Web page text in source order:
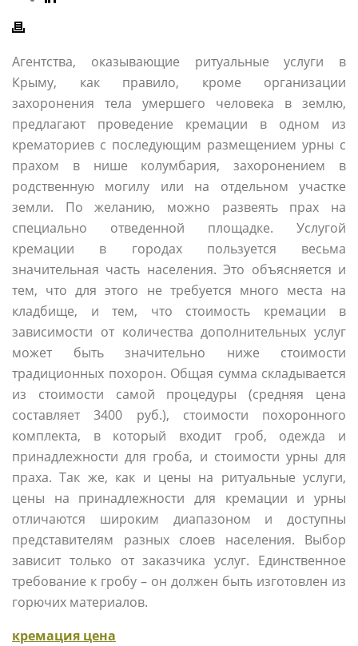
Агентства, оказывающие ритуальные услуги в
Крыму, как правило, кроме организации
захоронения тела умершего человека в землю,
предлагают проведение кремации в одном из
крематориев с последующим размещением урны с
прахом в нише колумбария, захоронением в
родственную могилу или на отдельном участке
земли. По желанию, можно развеять прах на
специально отведенной площадке. Услугой
кремации в городах пользуется весьма
значительная часть населения. Это объясняется и
тем, что для этого не требуется много места на
кладбище, и тем, что стоимость кремации в
зависимости от количества дополнительных услуг
может быть значительно ниже стоимости
традиционных похорон. Общая сумма складывается
из стоимости самой процедуры (средняя цена
составляет 3400 руб.), стоимости похоронного
комплекта, в который входит гроб, одежда и
принадлежности для гроба, и стоимости урны для
праха. Так же, как и цены на ритуальные услуги,
цены на принадлежности для кремации и урны
отличаются широким диапазоном и доступны
представителям разных слоев населения. Выбор
зависит только от заказчика услуг. Единственное
требование к гробу – он должен быть изготовлен из
горючих материалов.
кремация цена